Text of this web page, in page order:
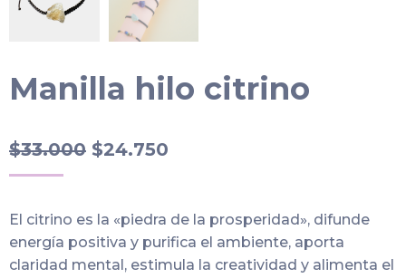
Manilla hilo citrino
$33.000 El
era:
$33.000.
$24.750
es:
$24.750.
El citrino es la «piedra de la prosperidad», difunde
energía positiva y purifica el ambiente, aporta
claridad mental, estimula la creatividad y alimenta el